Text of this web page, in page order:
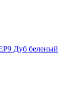
Дуб беленый